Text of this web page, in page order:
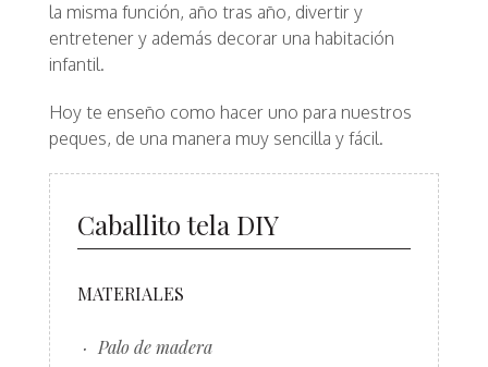
la misma función, año tras año, divertir y
entretener y además decorar una habitación
infantil.
Hoy te enseño como hacer uno para nuestros
peques, de una manera muy sencilla y fácil.
Caballito tela DIY
MATERIALES
Palo de madera